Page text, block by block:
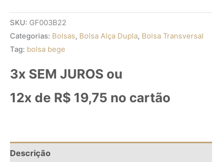
SKU: GF003B22
Categorias: Bolsas, Bolsa Alça Dupla, Bolsa Transversal
Tag: bolsa bege
3x SEM JUROS ou
12x de R$ 19,75 no cartão
Descrição